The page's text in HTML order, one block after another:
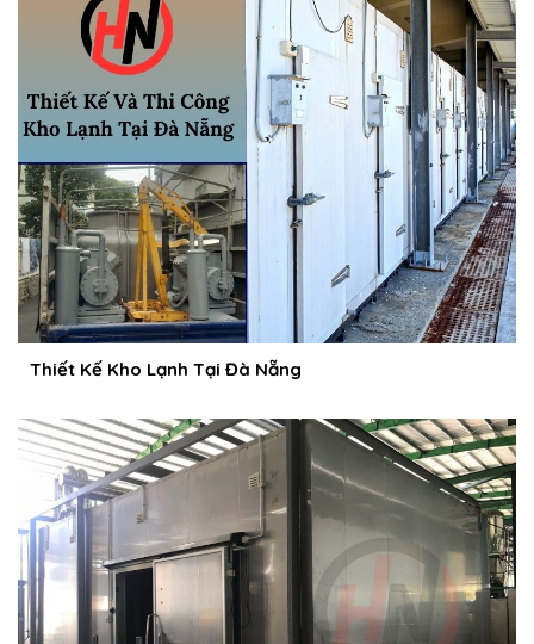
Thiết Kế Kho Lạnh Tại Đà Nẵng